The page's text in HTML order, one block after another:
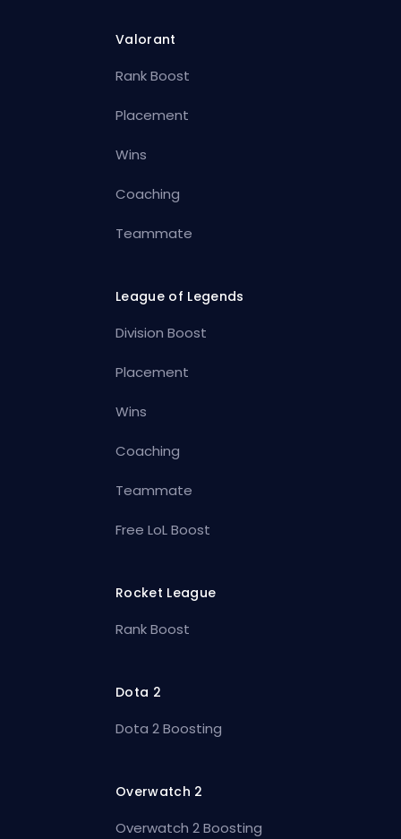
Valorant
Rank Boost
Placement
Wins
Coaching
Teammate
League of Legends
Division Boost
Placement
Wins
Coaching
Teammate
Free LoL Boost
Rocket League
Rank Boost
Dota 2
Dota 2 Boosting
Overwatch 2
Overwatch 2 Boosting